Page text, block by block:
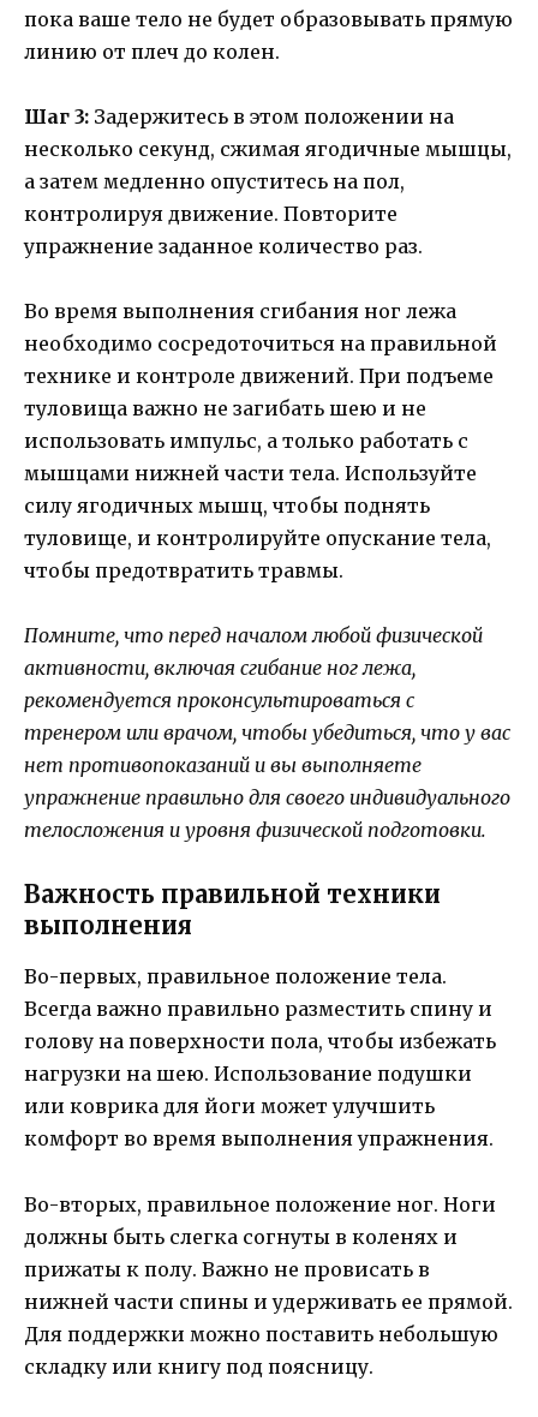
пока ваше тело не будет образовывать прямую
линию от плеч до колен.
Шаг 3: Задержитесь в этом положении на
несколько секунд, сжимая ягодичные мышцы,
а затем медленно опуститесь на пол,
контролируя движение. Повторите
упражнение заданное количество раз.
Во время выполнения сгибания ног лежа
необходимо сосредоточиться на правильной
технике и контроле движений. При подъеме
туловища важно не загибать шею и не
использовать импульс, а только работать с
мышцами нижней части тела. Используйте
силу ягодичных мышц, чтобы поднять
туловище, и контролируйте опускание тела,
чтобы предотвратить травмы.
Помните, что перед началом любой физической
активности, включая сгибание ног лежа,
рекомендуется проконсультироваться с
тренером или врачом, чтобы убедиться, что у вас
нет противопоказаний и вы выполняете
упражнение правильно для своего индивидуального
телосложения и уровня физической подготовки.
Важность правильной техники
выполнения
Во-первых, правильное положение тела.
Всегда важно правильно разместить спину и
голову на поверхности пола, чтобы избежать
нагрузки на шею. Использование подушки
или коврика для йоги может улучшить
комфорт во время выполнения упражнения.
Во-вторых, правильное положение ног. Ноги
должны быть слегка согнуты в коленях и
прижаты к полу. Важно не провисать в
нижней части спины и удерживать ее прямой.
Для поддержки можно поставить небольшую
складку или книгу под поясницу.